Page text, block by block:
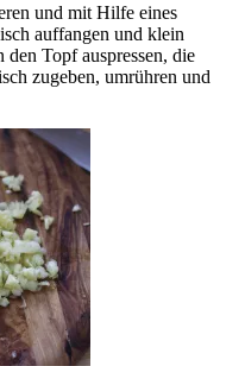
und mit Hilfe eines
auffangen und klein
Topf auspressen, die
zugeben, umrühren und